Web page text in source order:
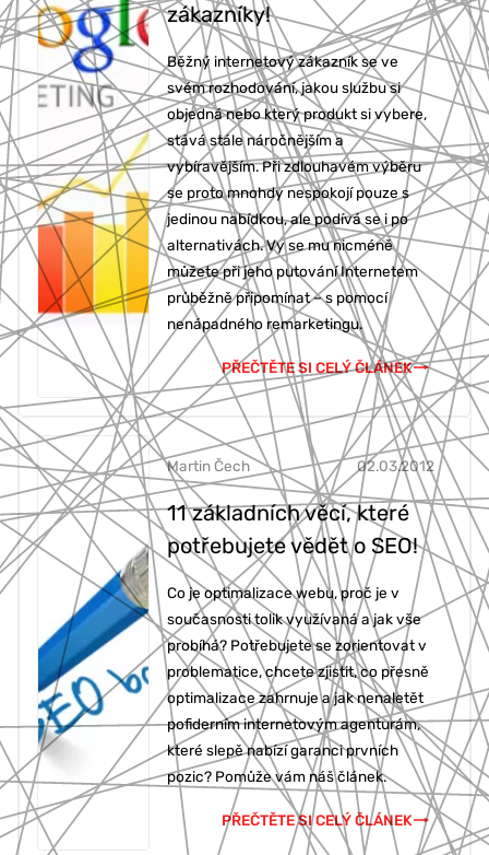
777 353 464
zákazníky!
Běžný internetový zákazník se ve
svém rozhodování, jakou službu si
objedná nebo který produkt si vybere,
stává stále náročnějším a
vybíravějším. Při zdlouhavém výběru
se proto mnohdy nespokojí pouze s
jedinou nabídkou, ale podívá se i po
alternativách. Vy se mu nicméně
můžete při jeho putování Internetem
průběžně připomínat – s pomocí
nenápadného remarketingu.
PŘEČTĚTE SI CELÝ ČLÁNEK
11 základních věcí, které
potřebujete vědět o SEO!
02.03.2012
Martin Čech
Co je optimalizace webu, proč je v
současnosti tolik využívaná a jak vše
probíhá? Potřebujete se zorientovat v
problematice, chcete zjistit, co přesně
optimalizace zahrnuje a jak nenaletět
pofiderním internetovým agenturám,
které slepě nabízí garanci prvních
pozic? Pomůže vám náš článek.
PŘEČTĚTE SI CELÝ ČLÁNEK